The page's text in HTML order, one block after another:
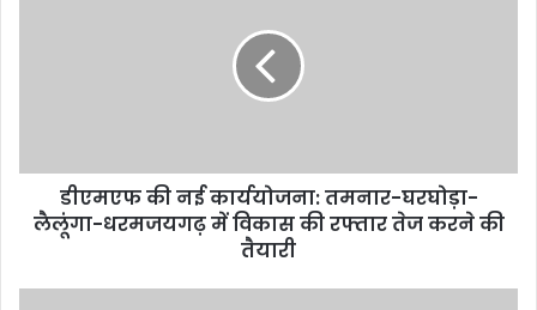
डीएमएफ की नई कार्ययोजना: तमनार-घरघोड़ा-
लैलूंगा-धरमजयगढ़ में विकास की रफ्तार तेज करने की
तैयारी